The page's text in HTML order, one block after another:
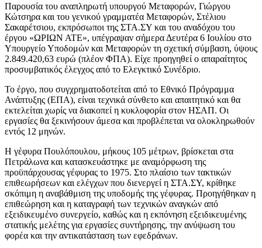
Παρουσία του αναπληρωτή υπουργού Μεταφορών, Γιώργου
Κώτσηρα και του γενικού γραμματέα Μεταφορών, Στέλιου
Σακαρέτσιου, εκπρόσωποι της ΣΤΑ.ΣΥ και του αναδόχου του
έργου «ΩΡΙΩΝ ΑΤΕ», υπέγραψαν σήμερα Δευτέρα 6 Ιουλίου στο
Υπουργείο Υποδομών και Μεταφορών τη σχετική σύμβαση, ύψους
2.849.420,63 ευρώ (πλέον ΦΠΑ). Είχε προηγηθεί ο απαραίτητος
προσυμβατικός έλεγχος από το Ελεγκτικό Συνέδριο.
Το έργο, που συγχρηματοδοτείται από το Εθνικό Πρόγραμμα
Ανάπτυξης (ΕΠΑ), είναι τεχνικά σύνθετο και απαιτητικό και θα
εκτελείται χωρίς να διακοπεί η κυκλοφορία στον ΗΣΑΠ. Οι
εργασίες θα ξεκινήσουν άμεσα και προβλέπεται να ολοκληρωθούν
εντός 12 μηνών.
Η γέφυρα Πουλόπουλου, μήκους 105 μέτρων, βρίσκεται στα
Πετράλωνα και κατασκευάστηκε με αναμόρφωση της
προϋπάρχουσας γέφυρας το 1975. Στο πλαίσιο των τακτικών
επιθεωρήσεων και ελέγχων που διενεργεί η ΣΤΑ.ΣΥ, κρίθηκε
σκόπιμη η αναβάθμιση της υποδομής της γέφυρας. Προηγήθηκαν η
επιθεώρηση και η καταγραφή των τεχνικών αναγκών από
εξειδικευμένο συνεργείο, καθώς και η εκπόνηση εξειδικευμένης
στατικής μελέτης για εργασίες συντήρησης, την ανύψωση του
φορέα και την αντικατάσταση των εφεδράνων.